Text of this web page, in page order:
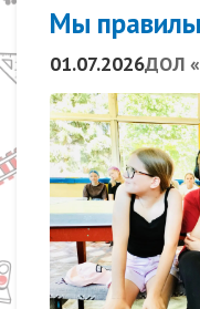
Мы
01.07.2026ДОЛ